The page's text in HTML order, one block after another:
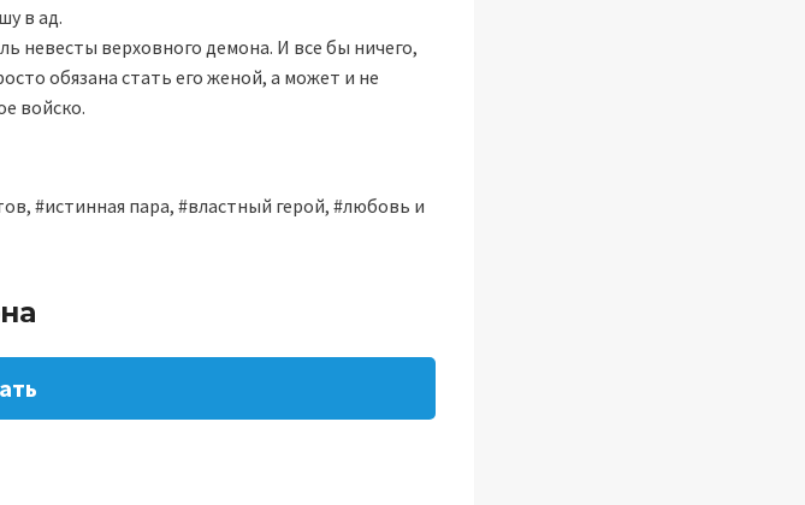
в ад.
невесты верховного демона. И все бы ничего,
обязана стать его женой, а может и не
войско.
#истинная пара, #властный герой, #любовь и